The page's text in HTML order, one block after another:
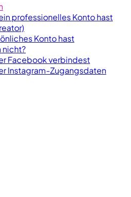
professionelles Konto hast
Konto hast
nicht?
Facebook verbindest
Instagram-Zugangsdaten